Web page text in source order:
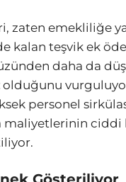
zaten emekliliğe
kalan teşvik ek
daha da
olduğunu
personel
maliyetlerinin ciddi